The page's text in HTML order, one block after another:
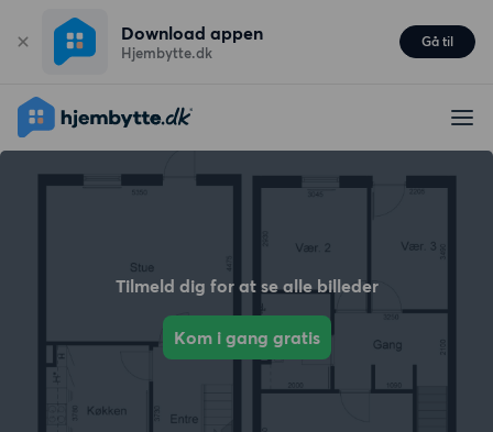
Download appen
Hjembytte.dk
Gå til
Tilmeld dig for at se alle billeder
Kom i gang gratis